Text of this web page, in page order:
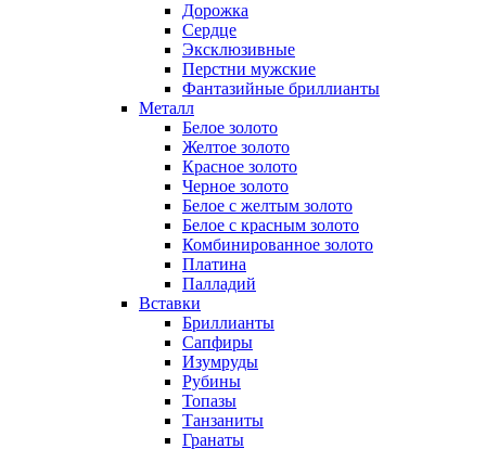
Дорожка
Сердце
Эксклюзивные
Перстни мужские
Фантазийные бриллианты
Металл
Белое золото
Желтое золото
Красное золото
Черное золото
Белое с желтым золото
Белое с красным золото
Комбинированное золото
Платина
Палладий
Вставки
Бриллианты
Сапфиры
Изумруды
Рубины
Топазы
Танзаниты
Гранаты